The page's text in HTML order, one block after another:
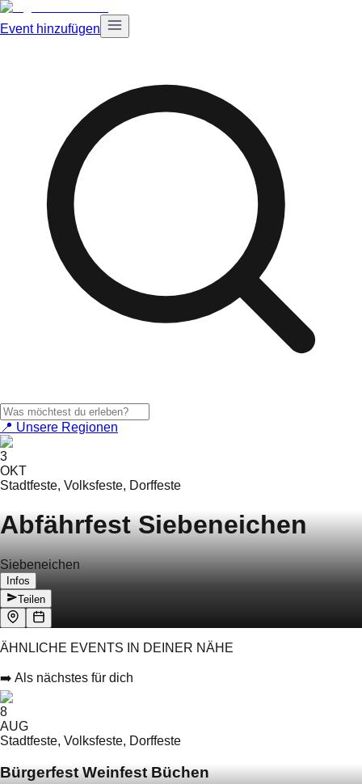
Event hinzufügen
📍 Unsere Regionen
3
OKT
Stadtfeste, Volksfeste, Dorffeste
Abfährfest Siebeneichen
Siebeneichen
Infos
Teilen
ÄHNLICHE EVENTS IN DEINER NÄHE
➡️ Als nächstes für dich
8
AUG
Stadtfeste, Volksfeste, Dorffeste
Bürgerfest Weinfest Büchen